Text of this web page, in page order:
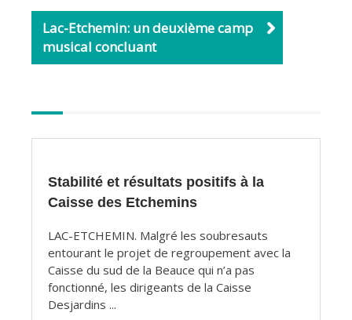
k
Lac-Etchemin: un deuxième camp
musical concluant
articles
Stabilité et résultats positifs à la
Caisse des Etchemins
LAC-ETCHEMIN. Malgré les soubresauts
entourant le projet de regroupement avec la
Caisse du sud de la Beauce qui n’a pas
fonctionné, les dirigeants de la Caisse
Desjardins ...